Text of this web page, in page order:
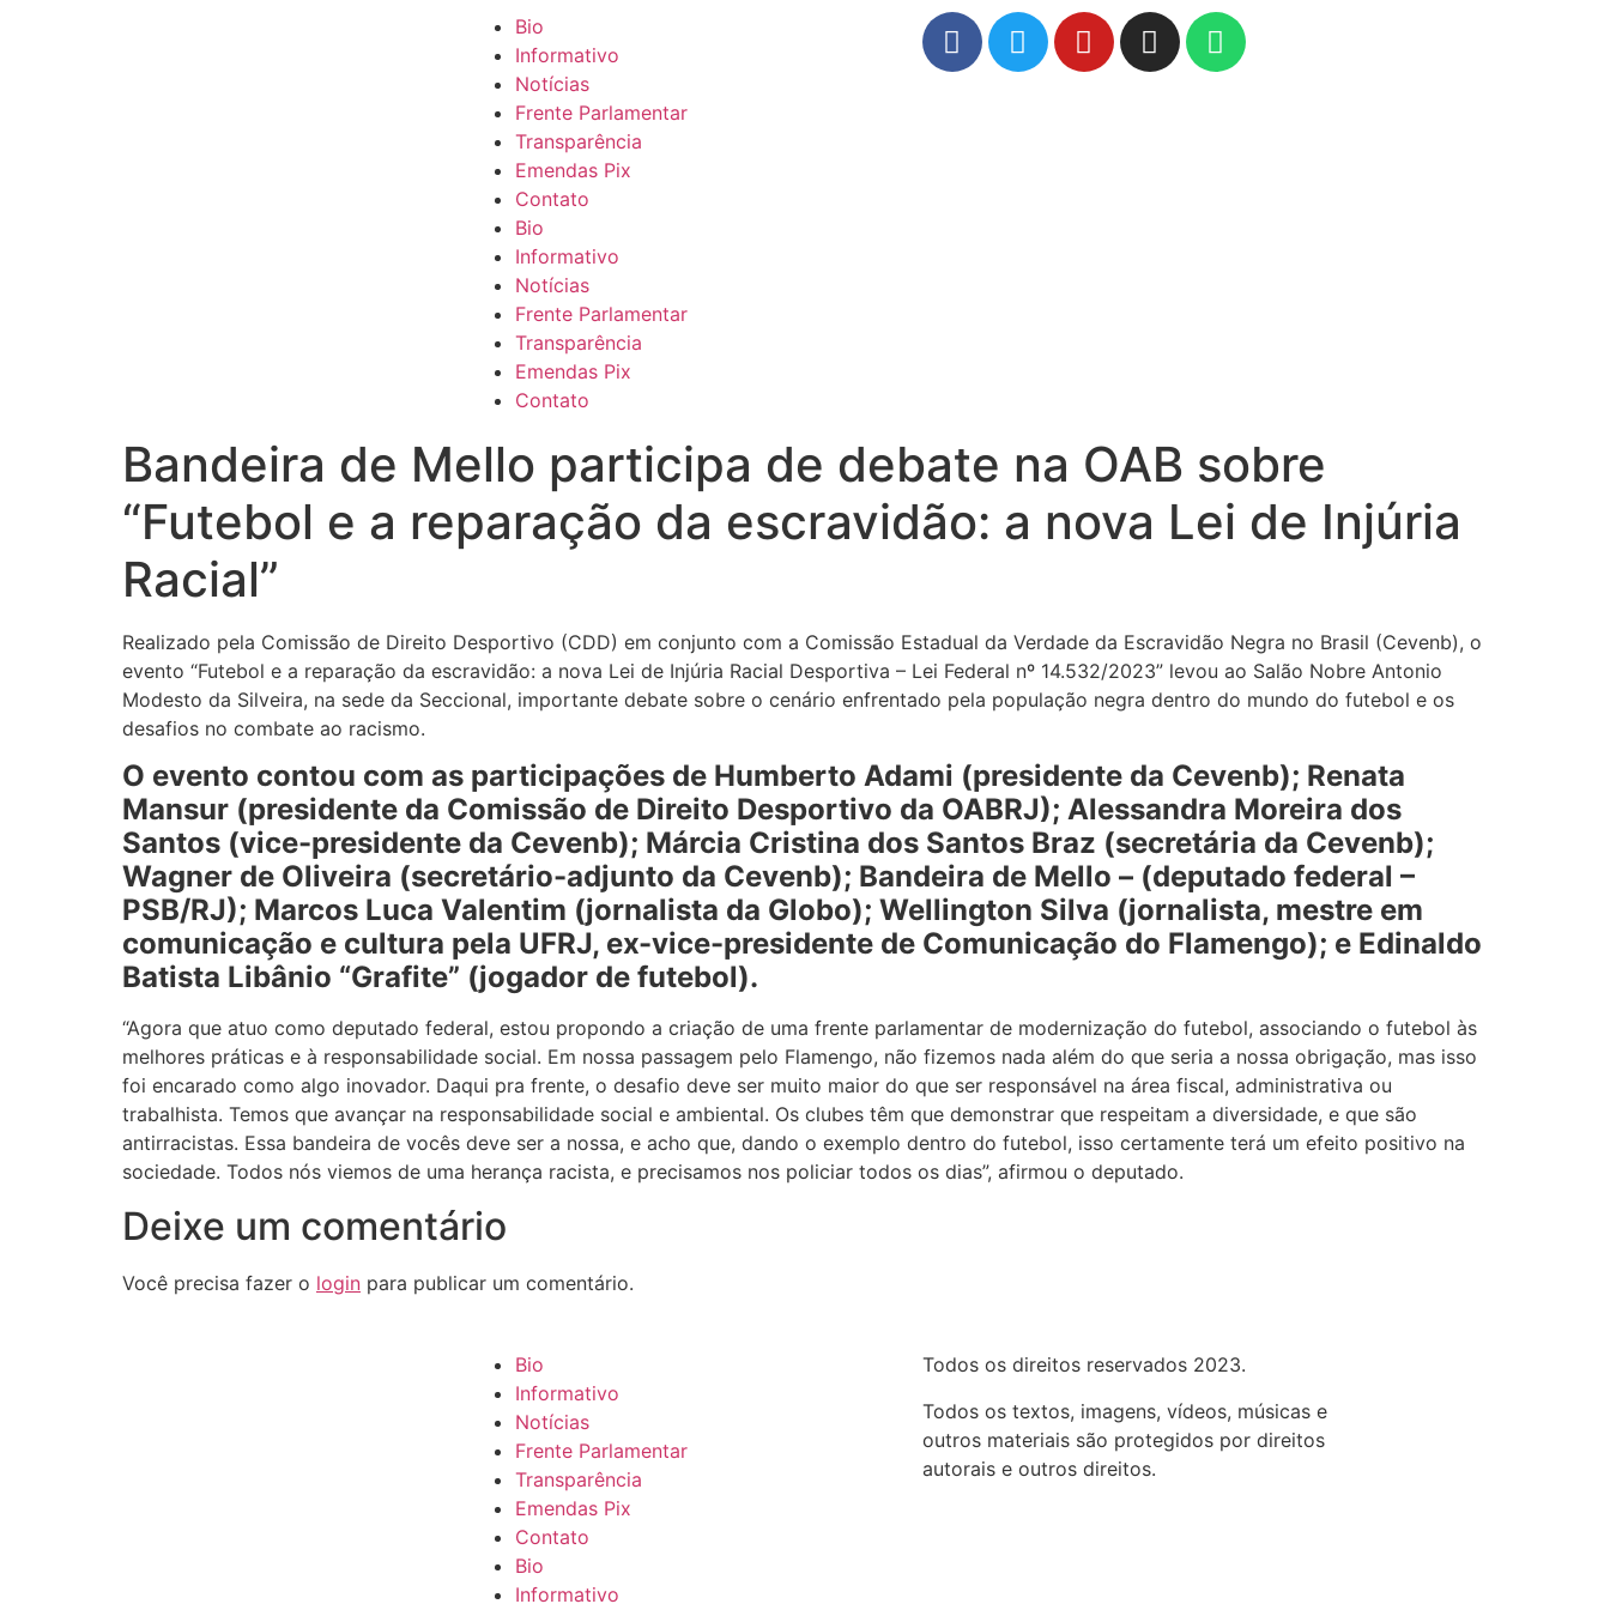
Bio
Informativo
Notícias
Frente Parlamentar
Transparência
Emendas Pix
Contato
Bio
Informativo
Notícias
Frente Parlamentar
Transparência
Emendas Pix
Contato
Bandeira de Mello participa de debate na OAB sobre
“Futebol e a reparação da escravidão: a nova Lei de Injúria
Racial”
Realizado pela Comissão de Direito Desportivo (CDD) em conjunto com a Comissão Estadual da Verdade da Escravidão Negra no Brasil (Cevenb), o
evento “Futebol e a reparação da escravidão: a nova Lei de Injúria Racial Desportiva – Lei Federal nº 14.532/2023” levou ao Salão Nobre Antonio
Modesto da Silveira, na sede da Seccional, importante debate sobre o cenário enfrentado pela população negra dentro do mundo do futebol e os
desafios no combate ao racismo.
O evento contou com as participações de Humberto Adami (presidente da Cevenb); Renata
Mansur (presidente da Comissão de Direito Desportivo da OABRJ); Alessandra Moreira dos
Santos (vice-presidente da Cevenb); Márcia Cristina dos Santos Braz (secretária da Cevenb);
Wagner de Oliveira (secretário-adjunto da Cevenb); Bandeira de Mello – (deputado federal –
PSB/RJ); Marcos Luca Valentim (jornalista da Globo); Wellington Silva (jornalista, mestre em
comunicação e cultura pela UFRJ, ex-vice-presidente de Comunicação do Flamengo); e Edinaldo
Batista Libânio “Grafite” (jogador de futebol).
“Agora que atuo como deputado federal, estou propondo a criação de uma frente parlamentar de modernização do futebol, associando o futebol às
melhores práticas e à responsabilidade social. Em nossa passagem pelo Flamengo, não fizemos nada além do que seria a nossa obrigação, mas isso
foi encarado como algo inovador. Daqui pra frente, o desafio deve ser muito maior do que ser responsável na área fiscal, administrativa ou
trabalhista. Temos que avançar na responsabilidade social e ambiental. Os clubes têm que demonstrar que respeitam a diversidade, e que são
antirracistas. Essa bandeira de vocês deve ser a nossa, e acho que, dando o exemplo dentro do futebol, isso certamente terá um efeito positivo na
sociedade. Todos nós viemos de uma herança racista, e precisamos nos policiar todos os dias”, afirmou o deputado.
Deixe um comentário
Você precisa fazer o login para publicar um comentário.
Bio
Informativo
Notícias
Frente Parlamentar
Transparência
Emendas Pix
Contato
Bio
Informativo
Todos os direitos reservados 2023.
Todos os textos, imagens, vídeos, músicas e
outros materiais são protegidos por direitos
autorais e outros direitos.